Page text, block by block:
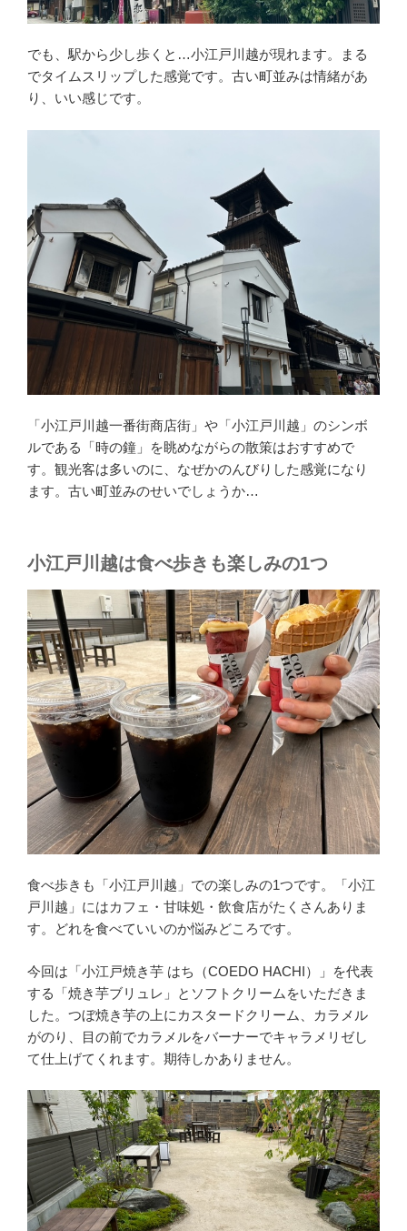
でも、駅から少し歩くと…小江戸川越が現れます。まる
でタイムスリップした感覚です。古い町並みは情緒があ
り、いい感じです。
「小江戸川越一番街商店街」や「小江戸川越」のシンボ
ルである「時の鐘」を眺めながらの散策はおすすめで
す。観光客は多いのに、なぜかのんびりした感覚になり
ます。古い町並みのせいでしょうか…
小江戸川越は食べ歩きも楽しみの1つ
食べ歩きも「小江戸川越」での楽しみの1つです。「小江
戸川越」にはカフェ・甘味処・飲食店がたくさんありま
す。どれを食べていいのか悩みどころです。
今回は「小江戸焼き芋 はち（COEDO HACHI）」を代表
する「焼き芋ブリュレ」とソフトクリームをいただきま
した。つぼ焼き芋の上にカスタードクリーム、カラメル
がのり、目の前でカラメルをバーナーでキャラメリゼし
て仕上げてくれます。期待しかありません。